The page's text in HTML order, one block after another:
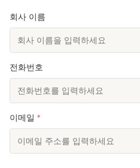
회사 이름
전화번호
이메일 *